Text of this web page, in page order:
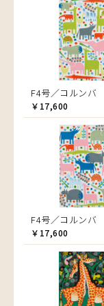
F4号／コルンバ
￥17,600
F4号／コルンバ
￥17,600